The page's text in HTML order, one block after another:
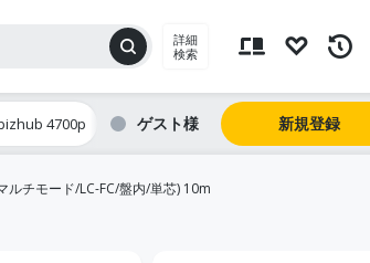
詳細
検索
4700p ゲスト 新規登録
ルチモード/LC-FC/盤内/単芯) 10m